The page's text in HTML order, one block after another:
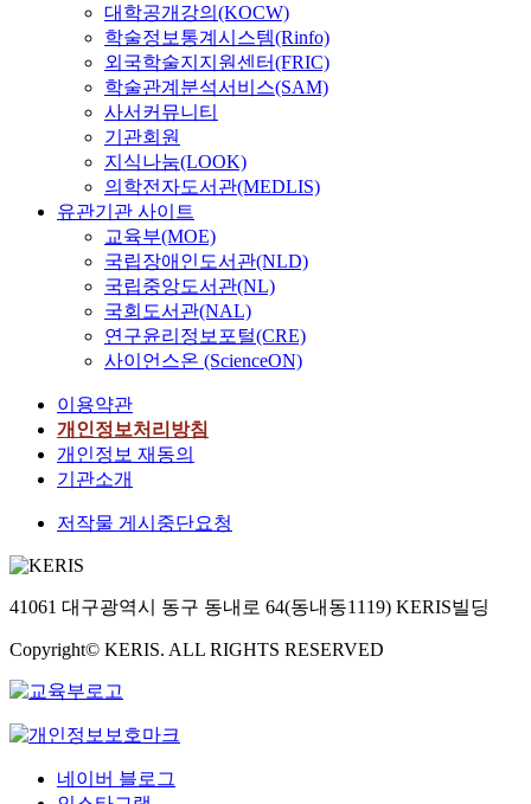
대학공개강의(KOCW)
학술정보통계시스템(Rinfo)
외국학술지지원센터(FRIC)
학술관계분석서비스(SAM)
사서커뮤니티
기관회원
지식나눔(LOOK)
의학전자도서관(MEDLIS)
유관기관 사이트
교육부(MOE)
국립장애인도서관(NLD)
국립중앙도서관(NL)
국회도서관(NAL)
연구윤리정보포털(CRE)
사이언스온 (ScienceON)
이용약관
개인정보처리방침
개인정보 재동의
기관소개
저작물 게시중단요청
41061 대구광역시 동구 동내로 64(동내동1119) KERIS빌딩
Copyright© KERIS. ALL RIGHTS RESERVED
네이버 블로그